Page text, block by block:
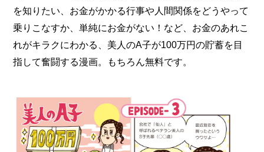
を知りたい、お金がかかる行事や人間関係をどうやって
乗りこなすか、単純にお金がない！など、お金のあれこ
れがキラクにわかる、美人のA子が100万円の貯蓄を目
指して奮闘する漫画。もちろん無料です。